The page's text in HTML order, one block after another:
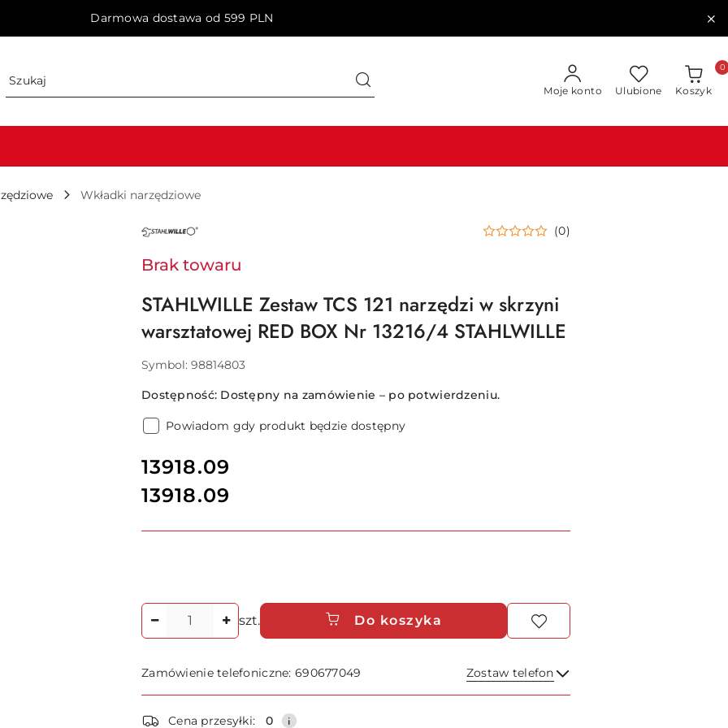
Darmowa dostawa od 599 PLN
Moje konto Ulubione Koszyk
0
Wkładki narzędziowe
NAZWA
PRODUCENTA: (0)
Brak towaru
STAHLWILLE Zestaw TCS 121 narzędzi w skrzyni
warsztatowej RED BOX Nr 13216/4 STAHLWILLE
Symbol: 98814803
Dostępność: Dostępny na zamówienie – po potwierdzeniu.
Powiadom gdy produkt będzie dostępny
cena:
13918.09
Cena:
13918.09
Ilość
szt. Do koszyka
Zamówienie telefoniczne: 690677049 Zostaw telefon
Wyślij
Dostępność
Cena przesyłki: 0